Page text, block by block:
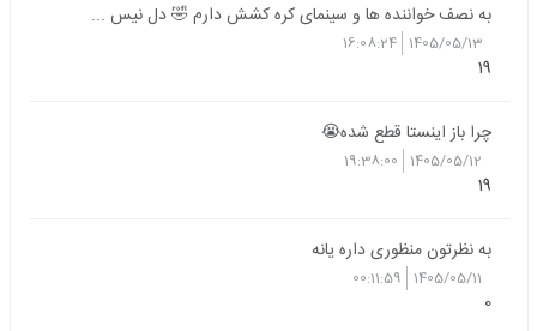
به نصف خواننده ها و سینمای کره کشش دارم 🤣 دل نیس ...
1405/05/13
16:08:24
19
چرا باز اینستا قطع شده😭
1405/05/12
19:38:00
19
به نظرتون منظوری داره یانه
1405/05/11
00:11:59
0